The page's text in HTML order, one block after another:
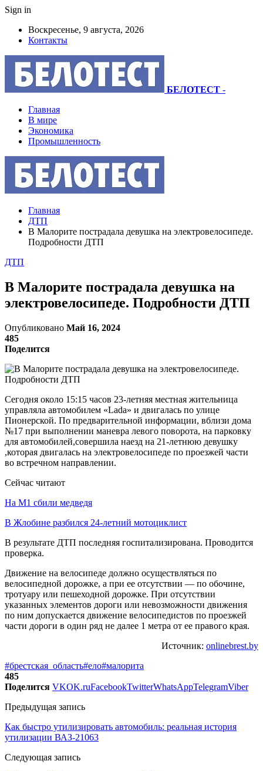
Sign in
Воскресенье, 9 августа, 2026
Контакты
БЕЛОТЕСТ -
Главная
В мире
Экономика
Промышленность
Главная
ДТП
В Малорите пострадала девушка на электровелосипеде.
Подробности ДТП
ДТП
В Малорите пострадала девушка на
электровелосипеде. Подробности ДТП
Опубликовано Май 16, 2024
485
Поделится
Сегодня около 15:15 часов 23-летняя местная жительница
управляла автомобилем «Lada» и двигалась по улице
Пионерской. По предварительной информации, вблизи дома
№17 при выполнении маневра левого поворота, на парковку
для автомобилей,совершила наезд на 21-летнюю девушку
,которая двигалась на электровелосипеде по проезжей части
во встречном направлении.
Сейчас читают
На М1 сбили медведя
В Жлобине разбился 24-летний мотоциклист
В результате ДТП последняя госпитализирована. Проводится
проверка.
Движение на велосипеде должно осуществляться по
велосипедной дорожке, а при ее отсутствии — по обочине,
тротуару или пешеходной дорожке. При отсутствии
указанных элементов дороги или невозможности движения
по ним допускается движение велосипедистов по проезжей
части дороги в один ряд не далее 1 метра от ее правого края.
Источник: onlinebrest.by
#брестская_область#ело#малорита
485
Поделится VKOK.ruFacebookTwitterWhatsAppTelegramViber
Предыдущая запись
Как быстро утилизировать автомобиль: реальная история
утилизации ВАЗ-21063
Следующая запись